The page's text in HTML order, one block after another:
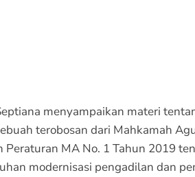
menyampaikan materi
terobosan dari Mahkamah
MA No. 1 Tahun 2019
modernisasi pengadilan dan